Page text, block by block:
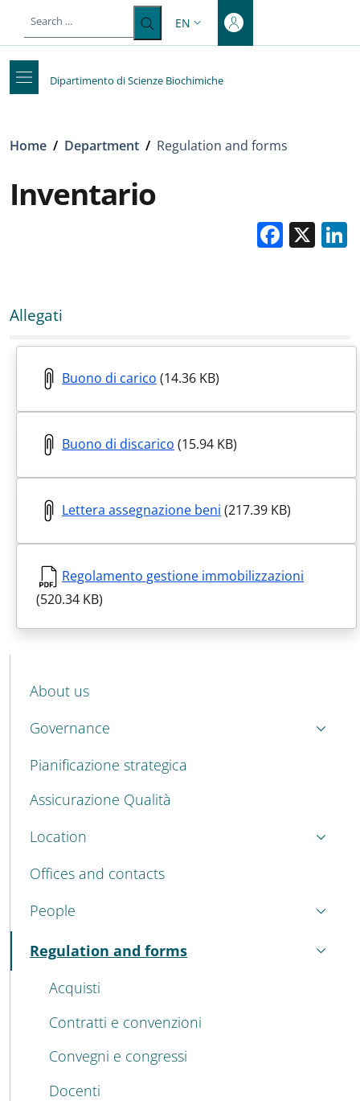
Top-level headingLANGUAGE SWITCHER: CURRENT
EN
Dipartimento di Scienze Biochimiche
Breadcrumb
Home / Department / Regulation and forms
Inventario
X
Allegati
Buono di carico (14.36 KB)
Buono di discarico (15.94 KB)
Lettera assegnazione beni (217.39 KB)
Regolamento gestione immobilizzazioni
(520.34 KB)
MENU CEV SECOND NAVIGATION
About us
Governance
Pianificazione strategica
Assicurazione Qualità
Location
Offices and contacts
People
Regulation and forms
Active
Acquisti
Contratti e convenzioni
Convegni e congressi
Docenti